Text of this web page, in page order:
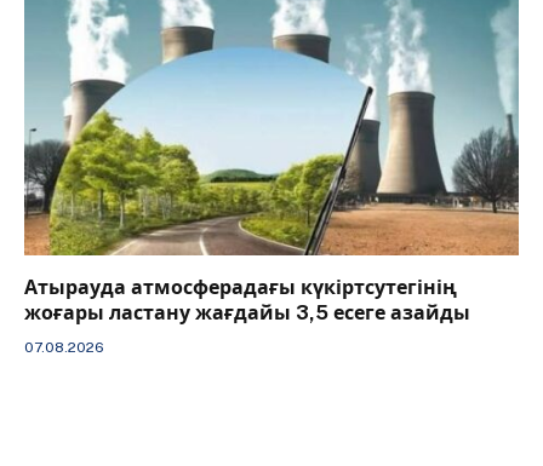
Атырауда атмосферадағы күкіртсутегінің
жоғары ластану жағдайы 3,5 есеге азайды
07.08.2026